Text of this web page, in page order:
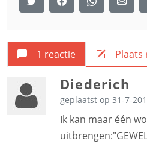
1 reactie Plaats
Diederich
geplaatst op 31-7-
Ik kan maar één